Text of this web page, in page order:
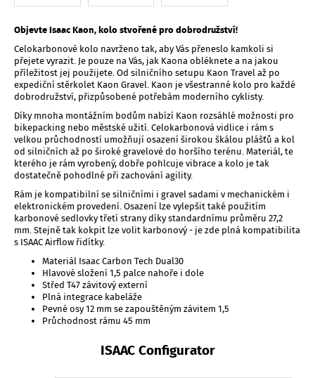
Objevte Isaac Kaon, kolo stvořené pro dobrodružství!
Celokarbonové kolo navrženo tak, aby Vás přeneslo kamkoli si
přejete vyrazit. Je pouze na Vás, jak Kaona obléknete a na jakou
příležitost jej použijete. Od silničního setupu Kaon Travel až po
expediční stěrkolet Kaon Gravel. Kaon je všestranné kolo pro každé
dobrodružství, přizpůsobené potřebám moderního cyklisty.
Díky mnoha montážním bodům nabízí Kaon rozsáhlé možnosti pro
bikepacking nebo městské užití. Celokarbonová vidlice i rám s
velkou průchodností umožňují osazení širokou škálou plášťů a kol
od silničních až po široké gravelové do horšího terénu. Materiál, te
kterého je rám vyrobený, dobře pohlcuje vibrace a kolo je tak
dostatečně pohodlné při zachování agility.
Rám je kompatibilní se silničními i gravel sadami v mechanickém i
elektronickém provedení. Osazení lze vylepšit také použitím
karbonové sedlovky třetí strany díky standardnímu průměru 27,2
mm. Stejně tak kokpit lze volit karbonový - je zde plná kompatibilita
s ISAAC Airflow řidítky.
Materiál Isaac Carbon Tech Dual30
Hlavové složení 1,5 palce nahoře i dole
Střed T47 závitový externí
Plná integrace kabeláže
Pevné osy 12 mm se zapouštěným závitem 1,5
Průchodnost rámu 45 mm
ISAAC Configurator